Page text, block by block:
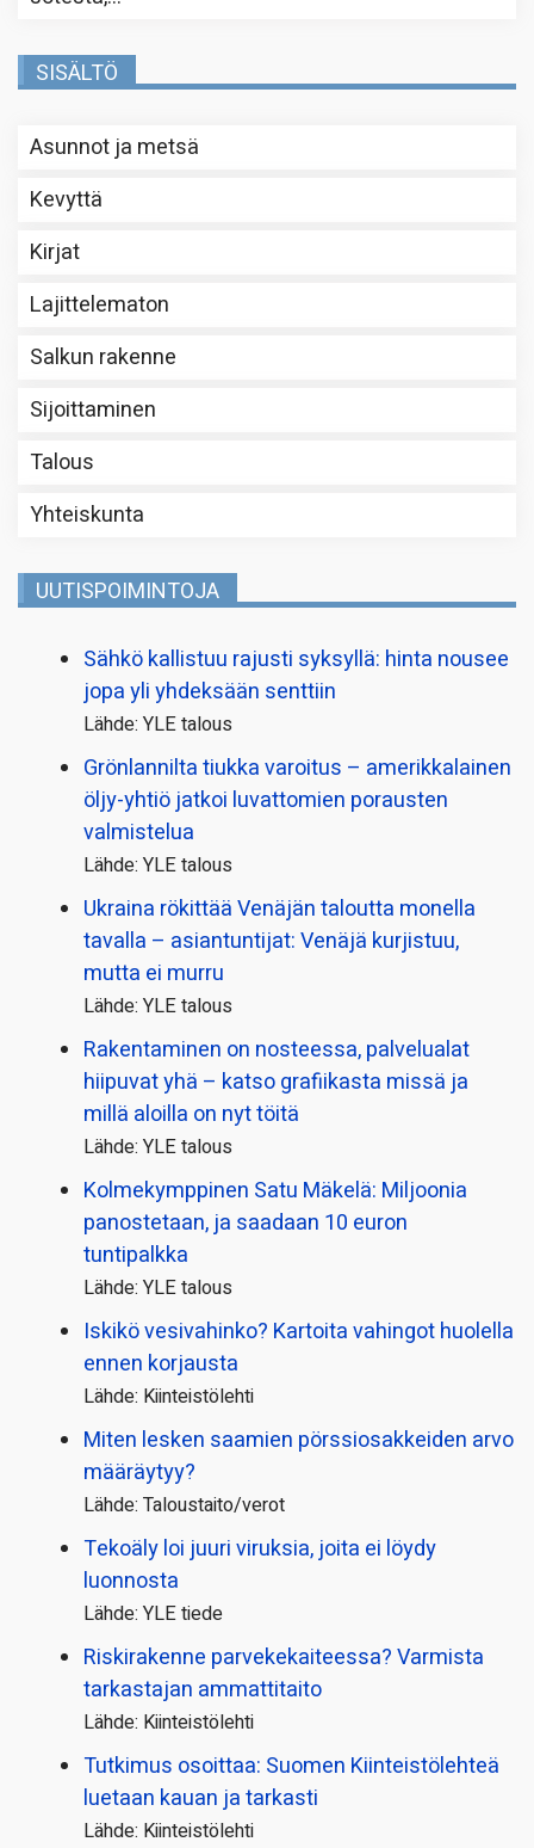
SISÄLTÖ
Asunnot ja metsä
Kevyttä
Kirjat
Lajittelematon
Salkun rakenne
Sijoittaminen
Talous
Yhteiskunta
UUTISPOIMINTOJA
Sähkö kallistuu rajusti syksyllä: hinta nousee
jopa yli yhdeksään senttiin
Lähde: YLE talous
Grönlannilta tiukka varoitus – amerikkalainen
öljy-yhtiö jatkoi luvattomien porausten
valmistelua
Lähde: YLE talous
Ukraina rökittää Venäjän taloutta monella
tavalla – asiantuntijat: Venäjä kurjistuu,
mutta ei murru
Lähde: YLE talous
Rakentaminen on nosteessa, palvelualat
hiipuvat yhä – katso grafiikasta missä ja
millä aloilla on nyt töitä
Lähde: YLE talous
Kolmekymppinen Satu Mäkelä: Miljoonia
panostetaan, ja saadaan 10 euron
tuntipalkka
Lähde: YLE talous
Iskikö vesivahinko? Kartoita vahingot huolella
ennen korjausta
Lähde: Kiinteistölehti
Miten lesken saamien pörssi­osakkeiden arvo
määräytyy?
Lähde: Taloustaito/verot
Tekoäly loi juuri viruksia, joita ei löydy
luonnosta
Lähde: YLE tiede
Riskirakenne parvekekaiteessa? Varmista
tarkastajan ammattitaito
Lähde: Kiinteistölehti
Tutkimus osoittaa: Suomen Kiinteistölehteä
luetaan kauan ja tarkasti
Lähde: Kiinteistölehti